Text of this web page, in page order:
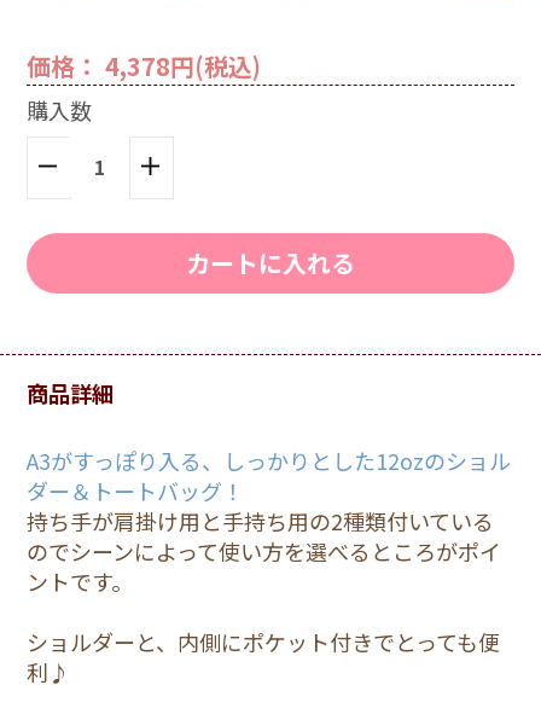
価格： 4,378円(税込)
購入数
カートに入れる
商品詳細
A3がすっぽり入る、しっかりとした12ozのショル
ダー＆トートバッグ！
持ち手が肩掛け用と手持ち用の2種類付いている
のでシーンによって使い方を選べるところがポイ
ントです。
ショルダーと、内側にポケット付きでとっても便
利♪